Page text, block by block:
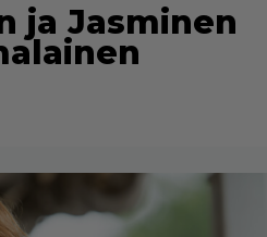
ja Jasminen